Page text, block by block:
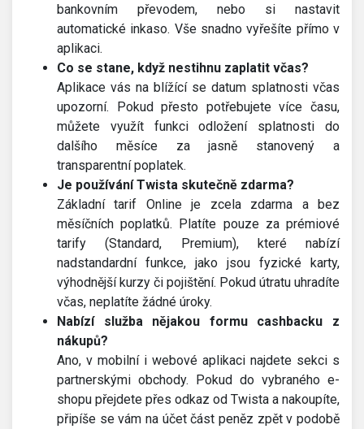
bankovním převodem, nebo si nastavit
automatické inkaso. Vše snadno vyřešíte přímo v
aplikaci.
Co se stane, když nestihnu zaplatit včas?
Aplikace vás na blížící se datum splatnosti včas
upozorní. Pokud přesto potřebujete více času,
můžete využít funkci odložení splatnosti do
dalšího měsíce za jasně stanovený a
transparentní poplatek.
Je používání Twista skutečně zdarma?
Základní tarif Online je zcela zdarma a bez
měsíčních poplatků. Platíte pouze za prémiové
tarify (Standard, Premium), které nabízí
nadstandardní funkce, jako jsou fyzické karty,
výhodnější kurzy či pojištění. Pokud útratu uhradíte
včas, neplatíte žádné úroky.
Nabízí služba nějakou formu cashbacku z
nákupů?
Ano, v mobilní i webové aplikaci najdete sekci s
partnerskými obchody. Pokud do vybraného e-
shopu přejdete přes odkaz od Twista a nakoupíte,
připíše se vám na účet část peněz zpět v podobě